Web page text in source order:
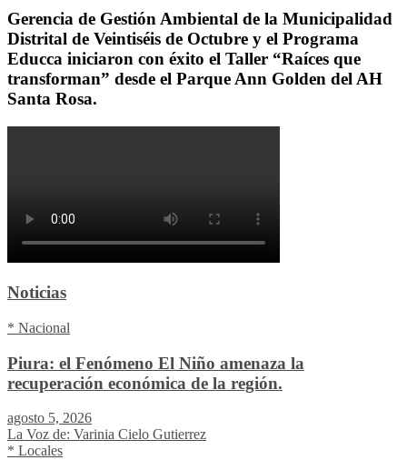
Gerencia de Gestión Ambiental de la Municipalidad
Distrital de Veintiséis de Octubre y el Programa
Educca iniciaron con éxito el Taller “Raíces que
transforman” desde el Parque Ann Golden del AH
Santa Rosa.
Noticias
* Nacional
Piura: el Fenómeno El Niño amenaza la
recuperación económica de la región.
agosto 5, 2026
La Voz de: Varinia Cielo Gutierrez
* Locales